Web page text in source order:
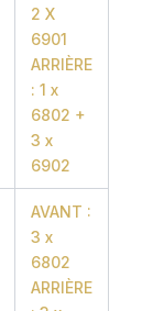
2 X
6901
ARRIÈRE
: 1 x
6802 +
3 x
6902
AVANT :
3 x
6802
ARRIÈRE